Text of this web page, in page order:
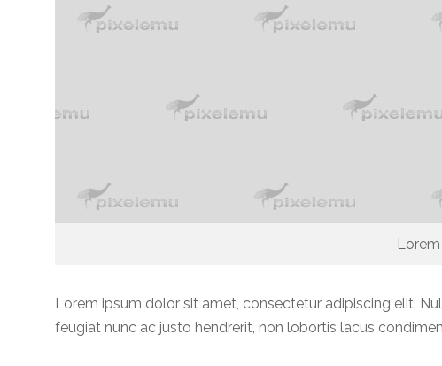
Lorem ipsum dolor sit amet, consectetur adipiscing elit.
feugiat nunc ac justo hendrerit, non lobortis lacus